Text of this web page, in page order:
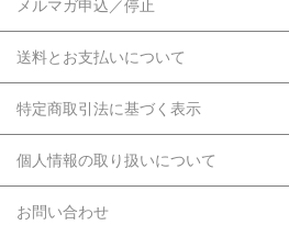
メルマガ申込／停止
送料とお支払いについて
特定商取引法に基づく表示
個人情報の取り扱いについて
お問い合わせ